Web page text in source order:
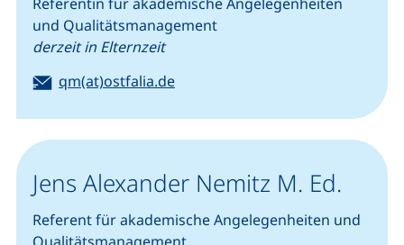
und Qualitätsmanagement
derzeit in Elternzeit
E-Mail:
qm(at)ostfalia.de(öffnet Ihr E-Mail-Programm)
Jens Alexander Nemitz M. Ed.
Referent für akademische Angelegenheiten und